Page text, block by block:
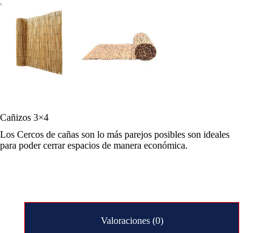
Cañizos 3×4
Los Cercos de cañas son lo más parejos posibles son ideales
para poder cerrar espacios de manera económica.
Valoraciones (0)